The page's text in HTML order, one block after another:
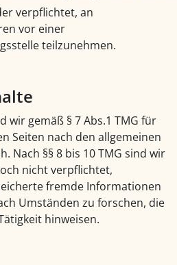
verpflichtet, an
vor einer
teilzunehmen.
wir gemäß § 7 Abs.1 TMG für
Seiten nach den allgemeinen
Nach §§ 8 bis 10 TMG sind wir
nicht verpflichtet,
fremde Informationen
Umständen zu forschen, die
hinweisen.